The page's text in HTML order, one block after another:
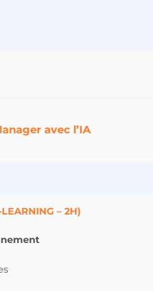
avec l’IA
– 2H)